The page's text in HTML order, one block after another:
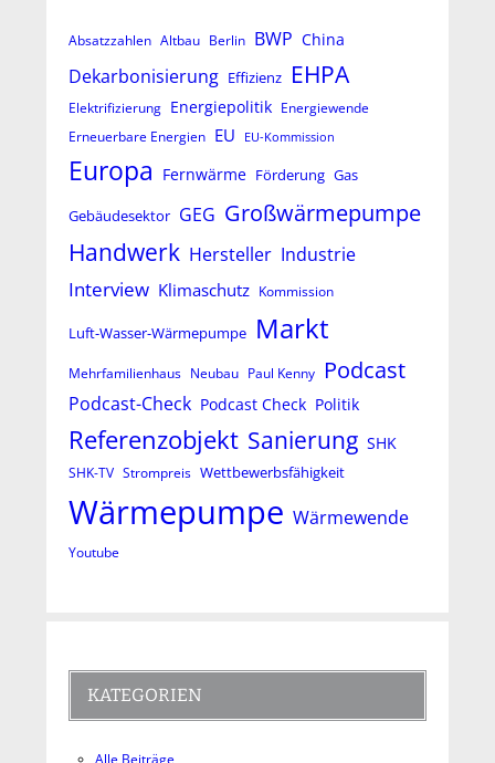
Absatzzahlen Altbau Berlin BWP China
Dekarbonisierung Effizienz EHPA
Elektrifizierung Energiepolitik Energiewende
Erneuerbare Energien EU EU-Kommission
Europa Fernwärme Förderung Gas
Gebäudesektor GEG Großwärmepumpe
Handwerk Hersteller Industrie
Interview Klimaschutz Kommission
Luft-Wasser-Wärmepumpe Markt
Mehrfamilienhaus Neubau Paul Kenny Podcast
Podcast-Check Podcast Check Politik
Referenzobjekt Sanierung SHK
SHK-TV Strompreis Wettbewerbsfähigkeit
Wärmepumpe Wärmewende
Youtube
KATEGORIEN